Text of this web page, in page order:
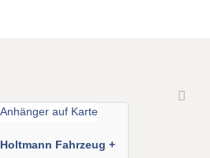
Holtmann Fahrzeug +